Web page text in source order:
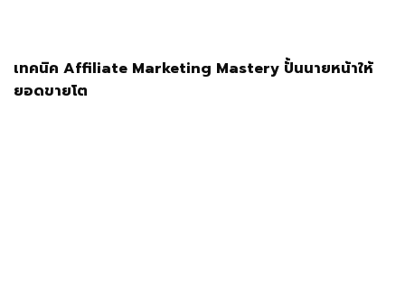
เทคนิค Affiliate Marketing Mastery ปั้นนายหน้าให้
ยอดขายโต